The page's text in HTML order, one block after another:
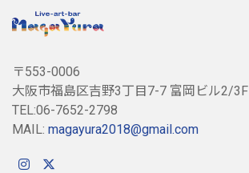
〒553-0006
大阪市福島区吉野3丁目7-7 富岡ビル2/3F
TEL:06-7652-2798
MAIL: magayura2018@gmail.com